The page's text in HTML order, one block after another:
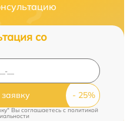
со
Вы соглашаетесь cполитикой